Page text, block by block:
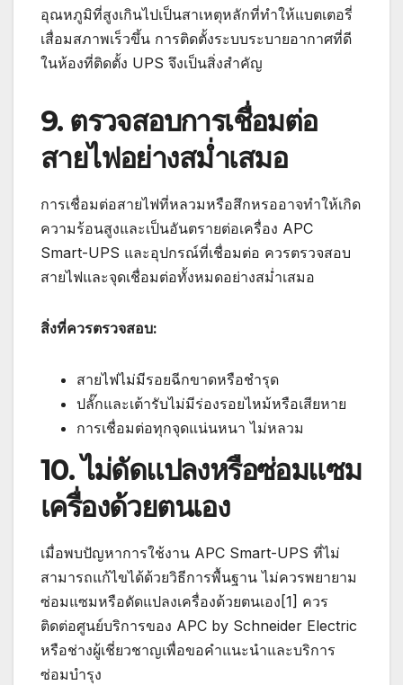
อุณหภูมิที่สูงเกินไปเป็นสาเหตุหลักที่ทำให้แบตเตอรี่
เสื่อมสภาพเร็วขึ้น การติดตั้งระบบระบายอากาศที่ดี
ในห้องที่ติดตั้ง UPS จึงเป็นสิ่งสำคัญ
9. ตรวจสอบการเชื่อมต่อ
สายไฟอย่างสม่ำเสมอ
การเชื่อมต่อสายไฟที่หลวมหรือสึกหรออาจทำให้เกิด
ความร้อนสูงและเป็นอันตรายต่อเครื่อง APC
Smart-UPS และอุปกรณ์ที่เชื่อมต่อ ควรตรวจสอบ
สายไฟและจุดเชื่อมต่อทั้งหมดอย่างสม่ำเสมอ
สิ่งที่ควรตรวจสอบ:
สายไฟไม่มีรอยฉีกขาดหรือชำรุด
ปลั๊กและเต้ารับไม่มีร่องรอยไหม้หรือเสียหาย
การเชื่อมต่อทุกจุดแน่นหนา ไม่หลวม
10. ไม่ดัดแปลงหรือซ่อมแซม
เครื่องด้วยตนเอง
เมื่อพบปัญหาการใช้งาน APC Smart-UPS ที่ไม่
สามารถแก้ไขได้ด้วยวิธีการพื้นฐาน ไม่ควรพยายาม
ซ่อมแซมหรือดัดแปลงเครื่องด้วยตนเอง[1] ควร
ติดต่อศูนย์บริการของ APC by Schneider Electric
หรือช่างผู้เชี่ยวชาญเพื่อขอคำแนะนำและบริการ
ซ่อมบำรุง